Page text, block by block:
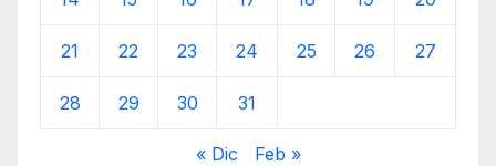
21 22 23 24 25 26 27
28 29 30 31
« Dic Feb »